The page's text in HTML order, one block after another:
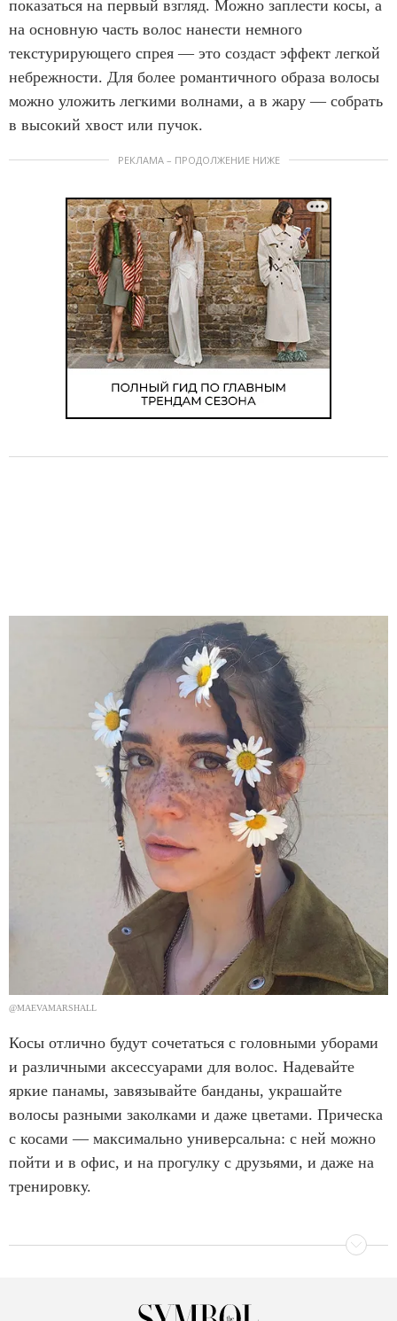
показаться на первый взгляд. Можно заплести косы, а
на основную часть волос нанести немного
текстурирующего спрея — это создаст эффект легкой
небрежности. Для более романтичного образа волосы
можно уложить легкими волнами, а в жару — собрать
в высокий хвост или пучок.
РЕКЛАМА – ПРОДОЛЖЕНИЕ НИЖЕ
@MAEVAMARSHALL
Косы отлично будут сочетаться с головными уборами
и различными аксессуарами для волос. Надевайте
яркие панамы, завязывайте банданы, украшайте
волосы разными заколками и даже цветами. Прическа
с косами — максимально универсальна: с ней можно
пойти и в офис, и на прогулку с друзьями, и даже на
тренировку.